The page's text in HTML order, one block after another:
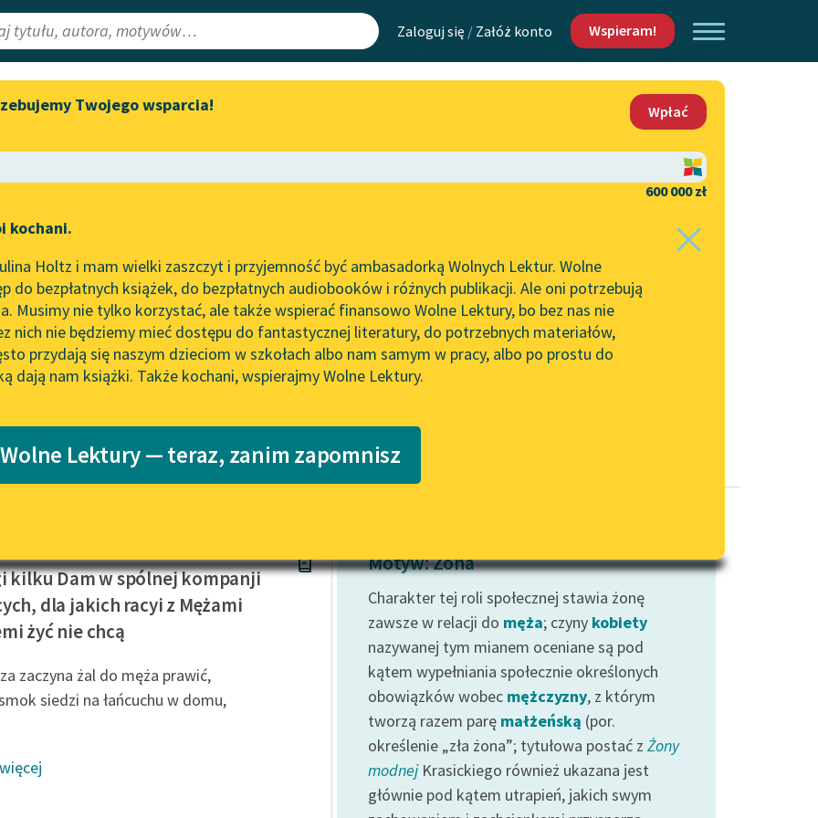
Zaloguj się / Załóż konto Wspieram!
Lektury
redakcyjne
Aktualności
„Prokurator Alicja Horn” do
literatury skandynawskiej
Spotkanie z Katarzyną Tunkiel
w Oslo
102. lata temu zmarł Joseph
Conrad
Lektury szkolne i klasyka
literatury do słuchania dla
E-kolekcja lektur szkolnych i
literatury do słuchania dla
uczennic i uczniów z
niepełnosprawnościami
Feministyczne inspiracje.
Popularyzacja skandynawskiej
literatury feministycznej
Mapa Wolnych Lektur
Leśmianator
API
OAI-PMH
Widget Wolnych Lektur
Katalog
Katalog w formacie PDF
Kontakt
O projekcie
Zasady wykorzystania
Wolnych Lektur
Logotypy
Materiały promocyjne
wrażliwych
Deklaracja dostępności
Twojego wsparcia!
Wpłać
600 000 zł
kochani.
Holtz i mam wielki zaszczyt i przyjemność być ambasadorką Wolnych Lektur. Wolne
do bezpłatnych książek, do bezpłatnych audiobooków i różnych publikacji. Ale oni potrzebują
Musimy nie tylko korzystać, ale także wspierać finansowo Wolne Lektury, bo bez nas nie
nich nie będziemy mieć dostępu do fantastycznej literatury, do potrzebnych materiałów,
przydają się naszym dzieciom w szkołach albo nam samym w pracy, albo po prostu do
dają nam książki. Także kochani, wspierajmy Wolne Lektury.
Lektury — teraz, zanim zapomnisz
Drużbacka✖ Barok✖
kilku Dam w spólnej kompanji
dla jakich racyi z Mężami
żyć nie chcą
zaczyna żal do męża prawić,
siedzi na łańcuchu w domu,
Motyw: Żona
Charakter tej roli społecznej stawia żonę
zawsze w relacji do męża; czyny kobiety
nazywanej tym mianem oceniane są pod
kątem wypełniania społecznie określonych
obowiązków wobec mężczyzny, z którym
tworzą razem parę małżeńską (por.
określenie „zła żona”; tytułowa postać z Żony
modnejKrasickiego również ukazana jest
głównie pod kątem utrapień, jakich swym